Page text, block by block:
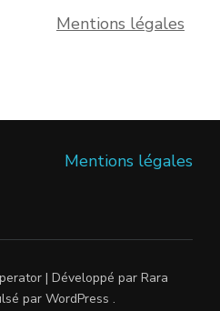
Mentions légales
Mentions légales
| Développé par Rara
par WordPress .